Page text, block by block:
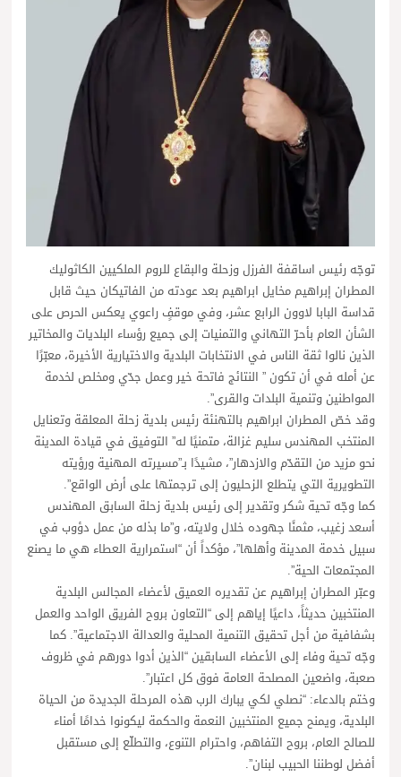
توجّه رئيس اساقفة الفرزل وزحلة والبقاع للروم الملكيين الكاثوليك
المطران إبراهيم مخايل ابراهيم بعد عودته من الفاتيكان حيث قابل
قداسة البابا لاوون الرابع عشر، وفي موقفٍ راعوي يعكس الحرص على
الشأن العام بأحرّ التهاني والتمنيات إلى جميع رؤساء البلديات والمخاتير
الذين نالوا ثقة الناس في الانتخابات البلدية والاختيارية الأخيرة، معبّرًا
عن أمله في أن تكون ” النتائج فاتحة خير وعمل جدّي ومخلص لخدمة
المواطنين وتنمية البلدات والقرى”.
وقد خصّ المطران ابراهيم بالتهنئة رئيس بلدية زحلة المعلقة وتعنايل
المنتخب المهندس سليم غزالة، متمنيًا له” التوفيق في قيادة المدينة
نحو مزيد من التقدّم والازدهار”، مشيدًا بـ”مسيرته المهنية ورؤيته
التطويرية التي يتطلع الزحليون إلى ترجمتها على أرض الواقع”.
كما وجّه تحية شكر وتقدير إلى رئيس بلدية زحلة السابق المهندس
أسعد زغيب، مثمنًا جهوده خلال ولايته، و”ما بذله من عمل دؤوب في
سبيل خدمة المدينة وأهلها”، مؤكداً أن “استمرارية العطاء هي ما يصنع
المجتمعات الحية”.
وعبّر المطران إبراهيم عن تقديره العميق لأعضاء المجالس البلدية
المنتخبين حديثاً، داعيًا إياهم إلى “التعاون بروح الفريق الواحد والعمل
بشفافية من أجل تحقيق التنمية المحلية والعدالة الاجتماعية”. كما
وجّه تحية وفاء إلى الأعضاء السابقين “الذين أدوا دورهم في ظروف
صعبة، واضعين المصلحة العامة فوق كل اعتبار”.
وختم بالدعاء: “نصلي لكي يبارك الرب هذه المرحلة الجديدة من الحياة
البلدية، ويمنح جميع المنتخبين النعمة والحكمة ليكونوا خدامًا أمناء
للصالح العام، بروح التفاهم، واحترام التنوع، والتطلّع إلى مستقبل
أفضل لوطننا الحبيب لبنان”.